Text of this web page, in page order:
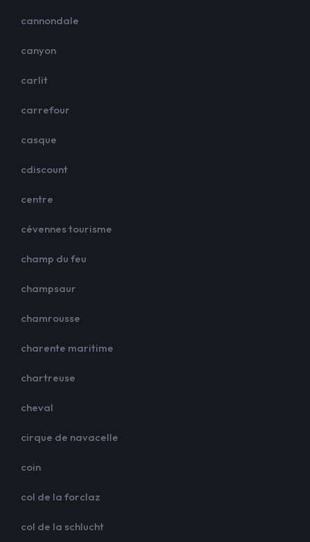
cannondale
canyon
carlit
carrefour
casque
cdiscount
centre
cévennes tourisme
champ du feu
champsaur
chamrousse
charente maritime
chartreuse
cheval
cirque de navacelle
coin
col de la forclaz
col de la schlucht